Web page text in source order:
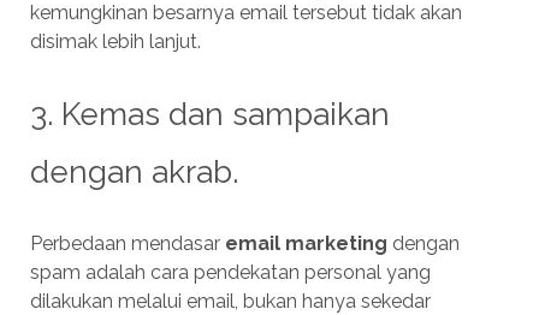
kemungkinan besarnya email tersebut tidak akan
disimak lebih lanjut.
3. Kemas dan sampaikan
dengan akrab.
Perbedaan mendasar email marketing dengan
spam adalah cara pendekatan personal yang
dilakukan melalui email, bukan hanya sekedar